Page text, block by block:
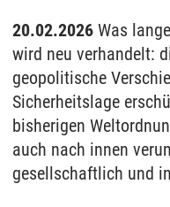
20.02.2026 Was
wird neu verhandelt:
geopolitische
Sicherheitslage
bisherigen
auch nach innen
gesellschaftlich und